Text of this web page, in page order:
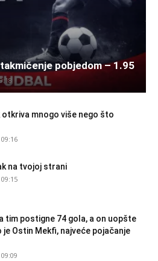
pobjedom – 1.95
otkriva mnogo više nego što
na tvojoj strani
tim postigne 74 gola, a on uopšte
je Ostin Mekfi, najveće pojačanje